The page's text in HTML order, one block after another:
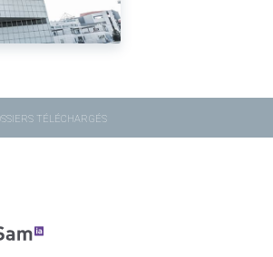
TÉLÉCHARGÉS